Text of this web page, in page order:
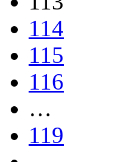
114
115
116
…
119